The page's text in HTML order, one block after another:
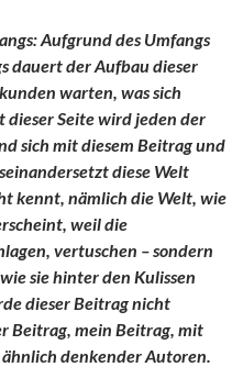
Aufgrund des Umfangs
dauert der Aufbau dieser
warten, was sich
Seite wird jeden der
sich mit diesem Beitrag und
diese Welt
kennt, nämlich die Welt, wie
weil die
vertuschen – sondern
sie hinter den Kulissen
dieser Beitrag nicht
Beitrag, mein Beitrag, mit
denkender Autoren.